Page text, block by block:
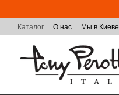
Каталог О нас Мы в Киеве